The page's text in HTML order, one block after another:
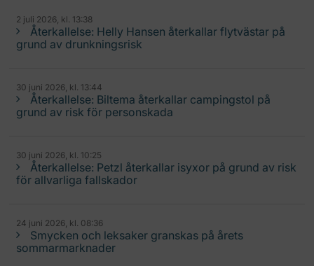
2 juli 2026, kl. 13:38
Återkallelse: Helly Hansen återkallar flytvästar på
grund av drunkningsrisk
30 juni 2026, kl. 13:44
Återkallelse: Biltema återkallar campingstol på
grund av risk för personskada
30 juni 2026, kl. 10:25
Återkallelse: Petzl återkallar isyxor på grund av risk
för allvarliga fallskador
24 juni 2026, kl. 08:36
Smycken och leksaker granskas på årets
sommarmarknader